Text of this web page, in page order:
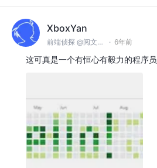
XboxYan
前端侦探 @阅文集团 · 6年前
这可真是一个有恒心有毅力的程序员